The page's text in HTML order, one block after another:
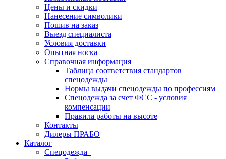
Цены и скидки
Нанесение символики
Пошив на заказ
Выезд специалиста
Условия доставки
Опытная носка
Справочная информация
Таблица соответствия стандартов
спецодежды
Нормы выдачи спецодежды по профессиям
Спецодежда за счет ФСС - условия
компенсации
Правила работы на высоте
Контакты
Дилеры ПРАБО
Каталог
Спецодежда